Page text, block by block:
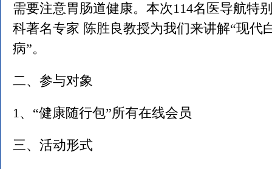
需要注意胃肠道健康。本次114名医导航特
科著名专家 陈胜良教授为我们来讲解“现代
病”。
二、参与对象
1、“健康随行包”所有在线会员
三、活动形式